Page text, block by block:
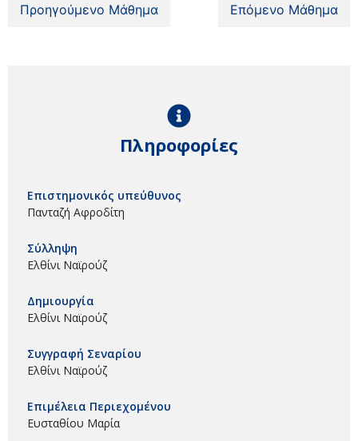
Προηγούμενο Μάθημα Επόμενο Μάθημα
Πληροφορίες
Επιστημονικός υπεύθυνος
Πανταζή Αφροδίτη
Σύλληψη
Ελθίνι Ναϊρούζ
Δημιουργία
Ελθίνι Ναϊρούζ
Συγγραφή Σεναρίου
Ελθίνι Ναϊρούζ
Επιμέλεια Περιεχομένου
Ευσταθίου Μαρία